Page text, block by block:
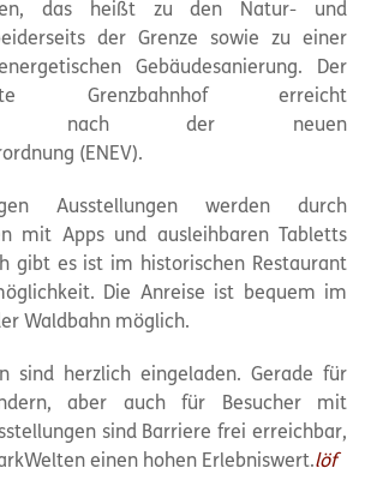
das heißt zu den Natur- und
der Grenze sowie zu einer
Gebäudesanierung. Der
Grenzbahnhof erreicht
nach der neuen
(ENEV).
Ausstellungen werden durch
mit Apps und ausleihbaren Tabletts
gibt es ist im historischen Restaurant
Die Anreise ist bequem im
Waldbahn möglich.
sind herzlich eingeladen. Gerade für
aber auch für Besucher mit
sind Barriere frei erreichbar,
einen hohen Erlebniswert.löf